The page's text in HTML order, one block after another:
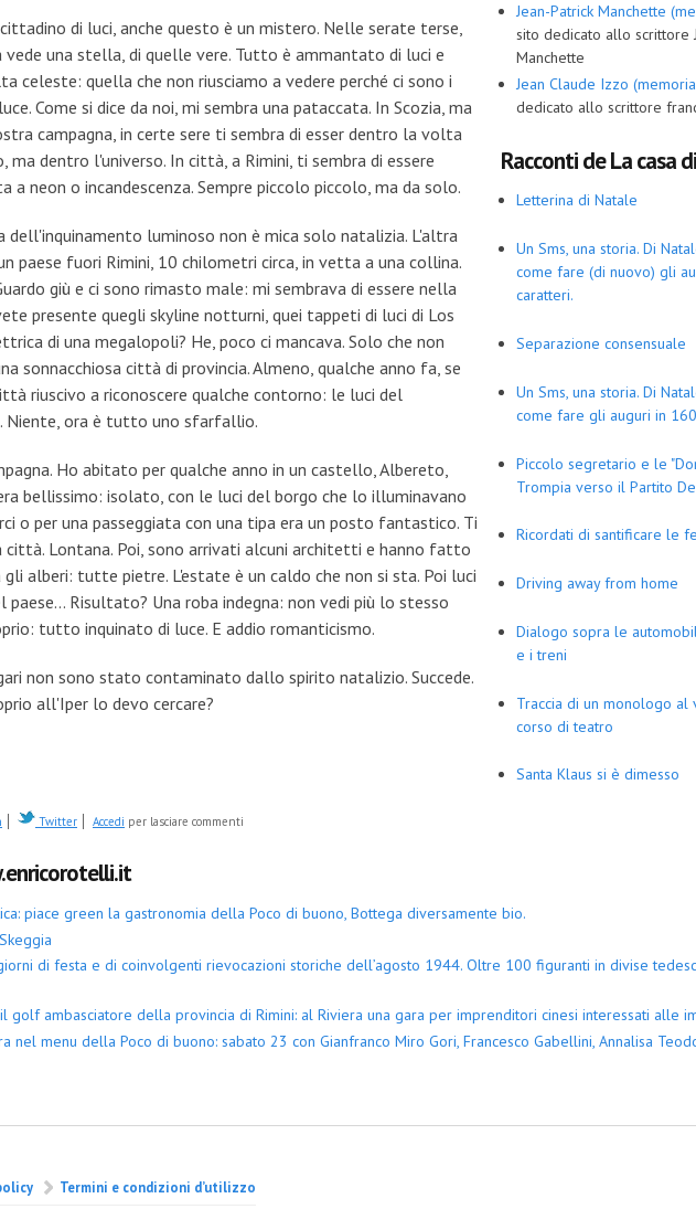
di luci, anche questo è un mistero. Nelle serate terse,
vede una stella, di quelle vere. Tutto è ammantato di luci e
celeste: quella che non riusciamo a vedere perché ci sono i
Come si dice da noi, mi sembra una pataccata. In Scozia, ma
campagna, in certe sere ti sembra di esser dentro la volta
dentro l'universo. In città, a Rimini, ti sembra di essere
a neon o incandescenza. Sempre piccolo piccolo, ma da solo.
dell'inquinamento luminoso non è mica solo natalizia. L'altra
paese fuori Rimini, 10 chilometri circa, in vetta a una collina.
giù e ci sono rimasto male: mi sembrava di essere nella
presente quegli skyline notturni, quei tappeti di luci di Los
di una megalopoli? He, poco ci mancava. Solo che non
sonnacchiosa città di provincia. Almeno, qualche anno fa, se
riuscivo a riconoscere qualche contorno: le luci del
Niente, ora è tutto uno sfarfallio.
Ho abitato per qualche anno in un castello, Albereto,
bellissimo: isolato, con le luci del borgo che lo illuminavano
o per una passeggiata con una tipa era un posto fantastico. Ti
città. Lontana. Poi, sono arrivati alcuni architetti e hanno fatto
alberi: tutte pietre. L'estate è un caldo che non si sta. Poi luci
Risultato? Una roba indegna: non vedi più lo stesso
tutto inquinato di luce. E addio romanticismo.
non sono stato contaminato dallo spirito natalizio. Succede.
all'Iper lo devo cercare?
Twitter Accedi per lasciare commenti
Jean-Patrick Manchette
sito dedicato allo scrittore
Manchette
Jean Claude Izzo
dedicato allo scrittore
Racconti de La casa
Letterina di Natale
Un Sms, una storia. Di
come fare (di nuovo) gli
caratteri.
Separazione consensuale
Un Sms, una storia. Di
come fare gli auguri in
Piccolo segretario e le
Trompia verso il Partito
Ricordati di santificare le
Driving away from home
Dialogo sopra le
e i treni
Traccia di un monologo
corso di teatro
Santa Klaus si è dimesso
piace green la gastronomia della Poco di buono, Bottega diversamente bio.
di festa e di coinvolgenti rievocazioni storiche dell’agosto 1944. Oltre 100 figuranti in divise
golf ambasciatore della provincia di Rimini: al Riviera una gara per imprenditori cinesi interessati alle
nel menu della Poco di buono: sabato 23 con Gianfranco Miro Gori, Francesco Gabellini, Annalisa
Termini e condizioni d’utilizzo